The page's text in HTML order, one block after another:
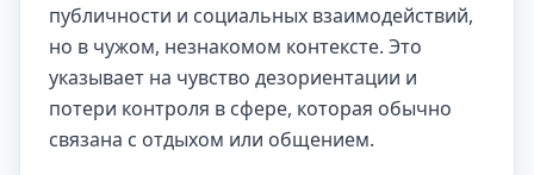
публичности и социальных взаимодействий,
но в чужом, незнакомом контексте. Это
указывает на чувство дезориентации и
потери контроля в сфере, которая обычно
связана с отдыхом или общением.